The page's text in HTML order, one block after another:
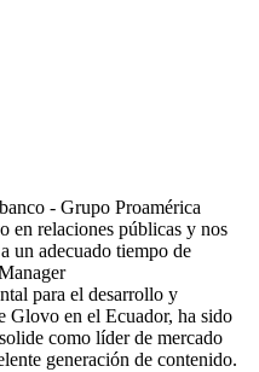
- Grupo Proamérica
en relaciones públicas y nos
un adecuado tiempo de
para el desarrollo y
Glovo en el Ecuador, ha sido
como líder de mercado
generación de contenido.